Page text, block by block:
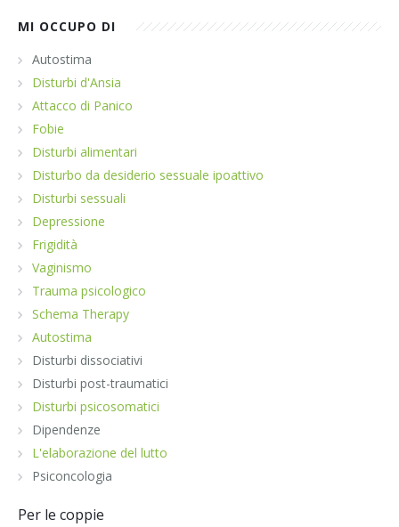
MI OCCUPO DI
Autostima
Disturbi d'Ansia
Attacco di Panico
Fobie
Disturbi alimentari
Disturbo da desiderio sessuale ipoattivo
Disturbi sessuali
Depressione
Frigidità
Vaginismo
Trauma psicologico
Schema Therapy
Autostima
Disturbi dissociativi
Disturbi post-traumatici
Disturbi psicosomatici
Dipendenze
L'elaborazione del lutto
Psiconcologia
Per le coppie